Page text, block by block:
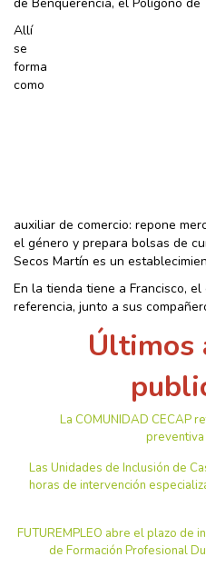
Allí
se
forma
como
auxiliar de comercio: repone
el género y prepara bolsas de
Secos Martín es un
En la tienda tiene a Francisco,
referencia, junto a sus
Últimos
La COMUNIDAD CECAP
Las Unidades de Inclusión de
horas de intervención
FUTUREMPLEO abre el plazo de
de Formación Profesional